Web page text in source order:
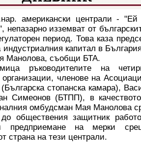
американски централи -
непазарно изземват от
период. Това каза
индустриалния капитал в
Манолова, съобщи БТА.
ръководителите на
организации, членове на
стопанска камара),
Симеонов (БТПП), в
омбудсман Мая Манолова
обществения защитник
предприемане на мерки
страна на тези централи.